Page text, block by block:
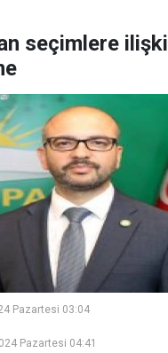
seçimlere
Pazartesi 03:04
Pazartesi 04:41